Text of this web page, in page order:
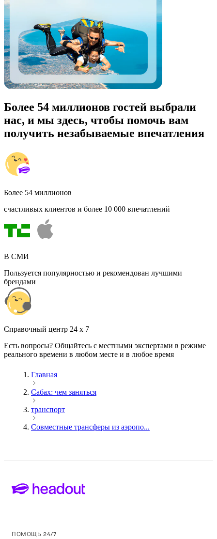
Более 54 миллионов гостей выбрали
нас, и мы здесь, чтобы помочь вам
получить незабываемые впечатления
Более 54 миллионов
счастливых клиентов и более 10 000 впечатлений
В СМИ
Пользуется популярностью и рекомендован лучшими
брендами
Cправочный центр 24 x 7
Есть вопросы? Общайтесь с местными экспертами в режиме
реального времени в любом месте и в любое время
Главная
Сабах: чем заняться
транспорт
Совместные трансферы из аэропо...
ПОМОЩЬ 24/7